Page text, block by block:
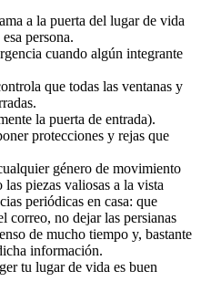
a la puerta del lugar de vida
persona.
cuando algún integrante
que todas las ventanas y
la puerta de entrada).
protecciones y rejas que
género de movimiento
piezas valiosas a la vista
periódicas en casa: que
correo, no dejar las persianas
de mucho tiempo y, bastante
información.
tu lugar de vida es buen